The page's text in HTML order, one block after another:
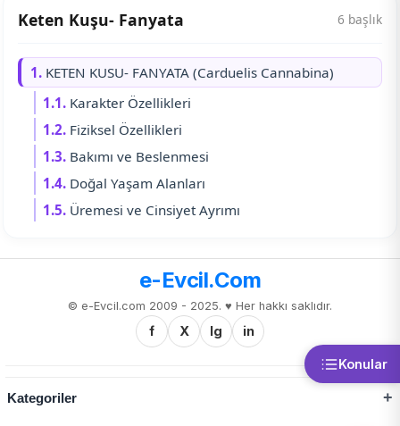
Keten Kuşu- Fanyata 6 başlık
1. KETEN KUSU- FANYATA (Carduelis Cannabina)
1.1. Karakter Özellikleri
1.2. Fiziksel Özellikleri
1.3. Bakımı ve Beslenmesi
1.4. Doğal Yaşam Alanları
1.5. Üremesi ve Cinsiyet Ayrımı
Konular
e-Evcil.Com
© e-Evcil.com 2009 - 2025. ♥️ Her hakkı saklıdır.
f X Ig in
Kategoriler